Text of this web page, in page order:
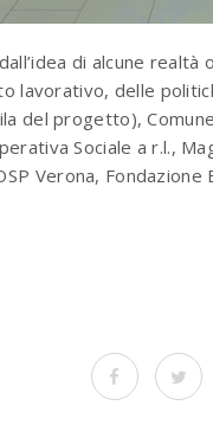
di alcune
lavorativo, delle
del progetto),
Sociale a r.l.,
Verona,